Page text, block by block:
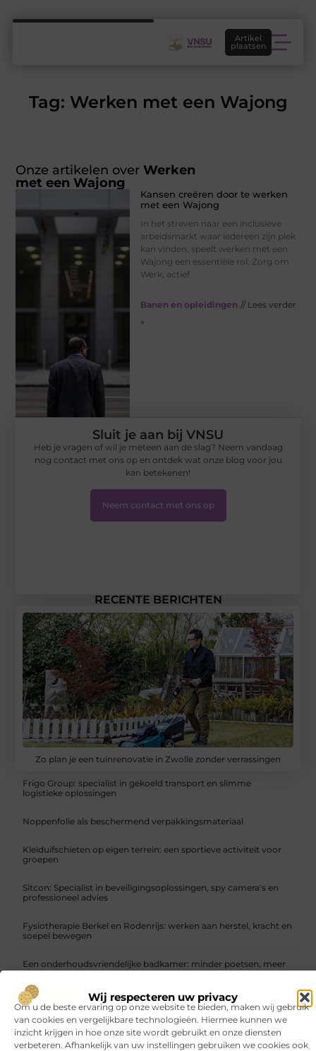
Wij respecteren uw privacy
Om u de beste ervaring op onze website te bieden, maken wij gebruik
van cookies en vergelijkbare technologieën. Hiermee kunnen we
inzicht krijgen in hoe onze site wordt gebruikt en onze diensten
verbeteren. Afhankelijk van uw instellingen gebruiken we cookies ook
Artikel
plaatsen
Tag: Werken met een Wajong
Onze artikelen over Werken
met een Wajong
Kansen creëren door te werken
met een Wajong
In het streven naar een inclusieve
arbeidsmarkt waar iedereen zijn plek
kan vinden, speelt werken met een
Wajong een essentiële rol. Zorg om
Werk, actief
Banen en opleidingen // Lees verder
»
RECENTE BERICHTEN
Zo plan je een tuinrenovatie in Zwolle zonder verrassingen
Frigo Group: specialist in gekoeld transport en slimme
logistieke oplossingen
Noppenfolie als beschermend verpakkingsmateriaal
Kleiduifschieten op eigen terrein: een sportieve activiteit voor
groepen
Sitcon: Specialist in beveiligingsoplossingen, spy camera's en
professioneel advies
Fysiotherapie Berkel en Rodenrijs: werken aan herstel, kracht en
soepel bewegen
Een onderhoudsvriendelijke badkamer: minder poetsen, meer
genieten
CATEGORIEËN
Aanbiedingen(94) Architectuur(1)
Sluit je aan bij VNSU
Heb je vragen of wil je meteen aan de slag? Neem vandaag
nog contact met ons op en ontdek wat onze blog voor jou
kan betekenen!
Neem contact met ons op